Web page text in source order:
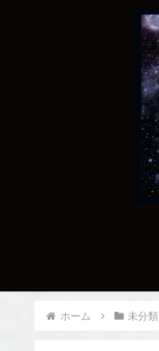
ホーム 未分類